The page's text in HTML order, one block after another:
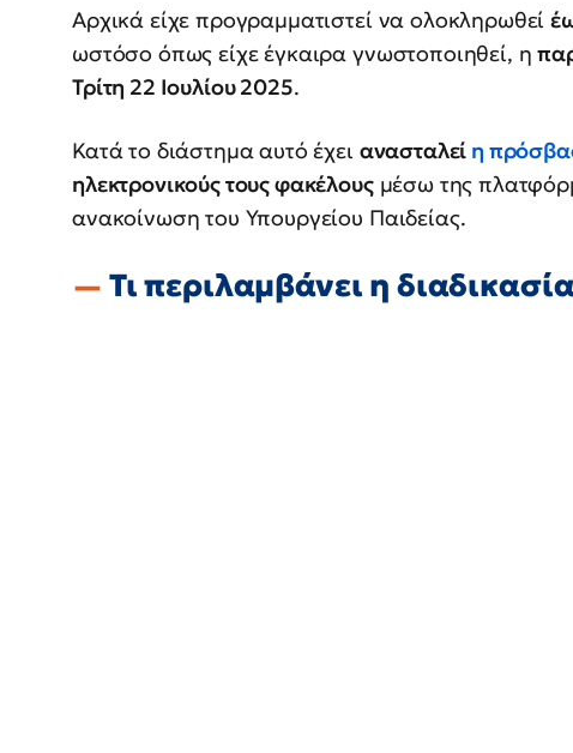
Αρχικά είχε προγραμματιστεί να ολοκληρωθεί
ωστόσο όπως είχε έγκαιρα γνωστοποιηθεί, η
Τρίτη 22 Ιουλίου 2025.
Κατά το διάστημα αυτό έχει ανασταλεί η
ηλεκτρονικούς τους φακέλουςμέσω της
ανακοίνωση του Υπουργείου Παιδείας.
Τι περιλαμβάνει η